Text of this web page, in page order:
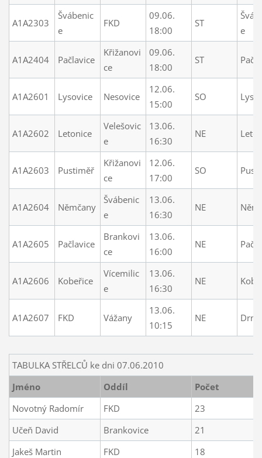
A1A2303
Švábenic
e
FKD
09.06.
18:00
ST
e
A1A2404 Pačlavice
Křižanovi
ce
09.06.
18:00
ST
A1A2601 Lysovice Nesovice
12.06.
15:00
SO
A1A2602 Letonice
Velešovic
e
13.06.
16:30
NE
A1A2603 Pustiměř
Křižanovi
ce
12.06.
17:00
SO
A1A2604 Němčany
Švábenic
e
13.06.
16:30
NE
A1A2605 Pačlavice
Brankovi
ce
13.06.
16:00
NE
A1A2606 Kobeřice
Vícemilic
e
13.06.
16:30
NE
A1A2607 FKD Vážany
13.06.
10:15
NE
TABULKA STŘELCŮ ke dni 07.06.2010
Jméno
Oddíl
Počet
Novotný Radomír
FKD
23
Učeň David
Brankovice
21
Jakeš Martin
FKD
18